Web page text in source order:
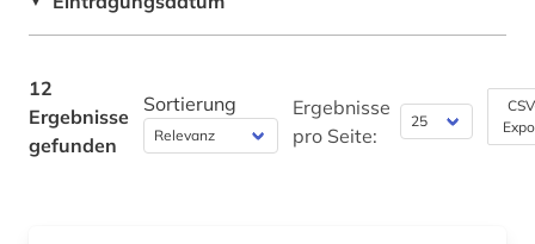
Fertigungstechnik (0)
Wirtschaftswissenschaften (1)
romantik (1)
12
Ergebnisse
gefunden
Sortierung
Ergebnisse
pro Seite: